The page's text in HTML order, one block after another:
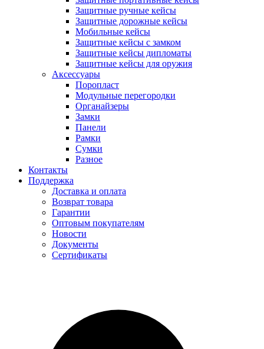
Защитные ручные кейсы
Защитные дорожные кейсы
Мобильные кейсы
Защитные кейсы с замком
Защитные кейсы дипломаты
Защитные кейсы для оружия
Аксессуары
Поропласт
Модульные перегородки
Органайзеры
Замки
Панели
Рамки
Сумки
Разное
Контакты
Поддержка
Доставка и оплата
Возврат товара
Гарантии
Оптовым покупателям
Новости
Документы
Сертификаты